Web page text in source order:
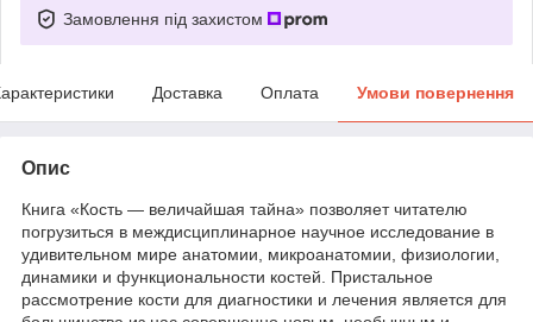
Замовлення під захистом
Доставка Оплата Умови повернення
Опис
Книга «Кость ― величайшая тайна» позволяет читателю
погрузиться в междисциплинарное научное исследование в
удивительном мире анатомии, микроанатомии, физиологии,
динамики и функциональности костей. Пристальное
рассмотрение кости для диагностики и лечения является для